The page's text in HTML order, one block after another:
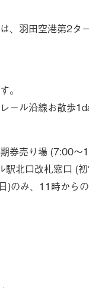
、羽田空港第2タ
。
ール沿線お散歩
券売り場 (7:00～
駅北口改札窓口 (
のみ、11時からの